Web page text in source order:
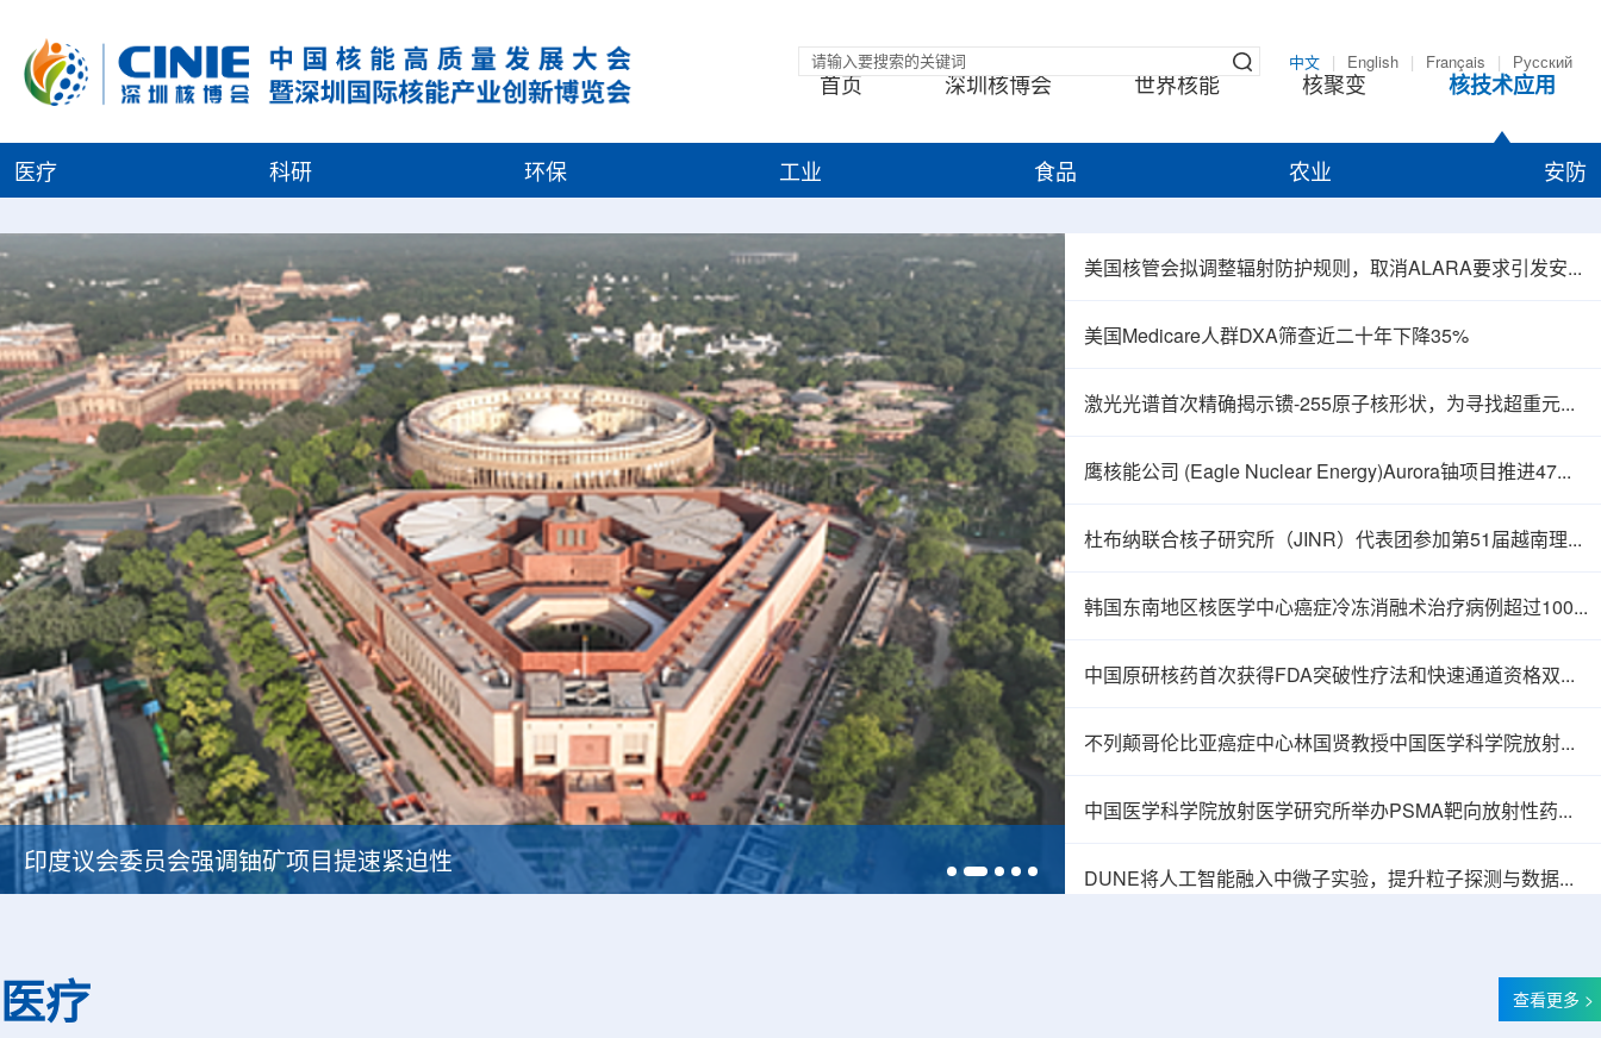
中文 English Français Русский
首页 深圳核博会 世界核能 核聚变 核技术应用
医疗 科研 环保 工业 食品 农业 安防
印度议会委员会强调铀矿项目提速紧迫性 中核辐智正式设立 中国同辐持股90%打通核医
美国核管会拟调整辐射防护规则，取消ALARA要求引发安全争议
美国Medicare人群DXA筛查近二十年下降35%
激光光谱首次精确揭示镄-255原子核形状，为寻找超重元素提供新线索
鹰核能公司 (Eagle Nuclear Energy)Aurora铀项目推进47孔预可研钻探
杜布纳联合核子研究所（JINR）代表团参加第51届越南理论物理会议
韩国东南地区核医学中心癌症冷冻消融术治疗病例超过100例
中国原研核药首次获得FDA突破性疗法和快速通道资格双重认定
不列颠哥伦比亚癌症中心林国贤教授中国医学科学院放射医学研究所开展学术交流
中国医学科学院放射医学研究所举办PSMA靶向放射性药物学术报告会
DUNE将人工智能融入中微子实验，提升粒子探测与数据处理能力
医疗 查看更多 >